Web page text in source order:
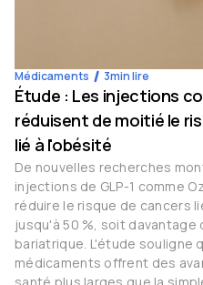
Médicaments 3min lire
Étude : Les injections
réduisent de moitié le
lié à l'obésité
De nouvelles recherches
injections de GLP-1 comme
réduire le risque de cancers
jusqu'à 50 %, soit davantage
bariatrique. L'étude souligne
médicaments offrent des